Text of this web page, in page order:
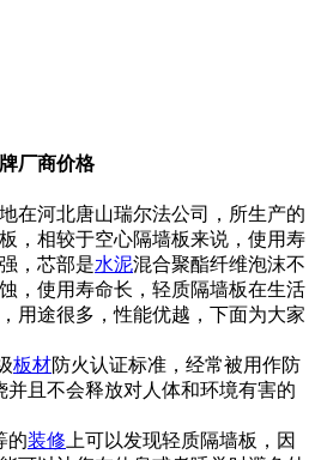
厂商价格
在河北唐山瑞尔法公司，所生产的
，相较于空心隔墙板来说，使用寿
，芯部是水泥混合聚酯纤维泡沫不
，使用寿命长，轻质隔墙板在生活
用途很多，性能优越，下面为大家
板材防火认证标准，经常被用作防
并且不会释放对人体和环境有害的
的装修 上可以发现轻质隔墙板，因